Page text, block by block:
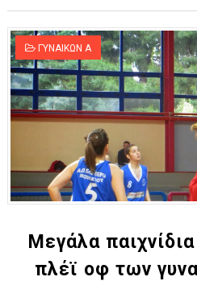
ΓΥΝΑΙΚΩΝ Α
Μεγάλα
πλέϊ οφ των